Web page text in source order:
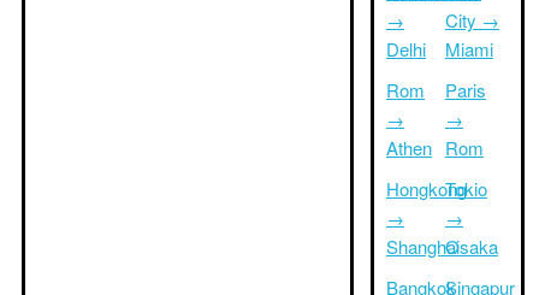
→
Delhi
Rom
→
Athen
Hongkong
→
Shanghai
Bangkok
City →
Miami
Paris
→
Rom
Tokio
→
Osaka
Singapur